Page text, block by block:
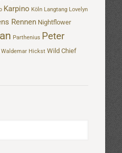
Karpino Köln Langtang Lovelyn
Rennen Nightflower
Parthenius Peter
Waldemar Hickst Wild Chief